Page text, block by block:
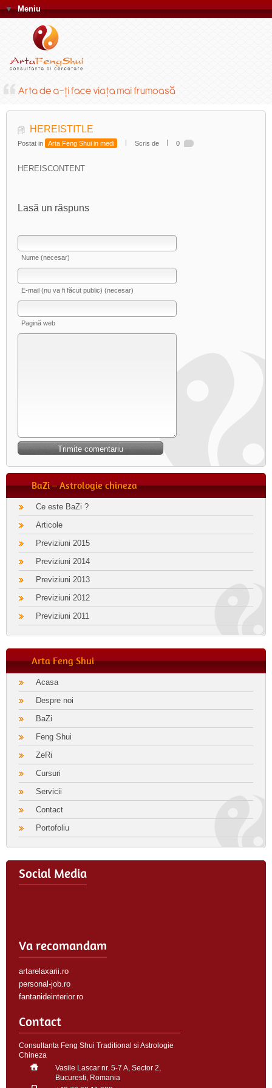
▼Meniu
HEREISTITLE
Postat in Arta Feng Shui in medi Scris de 0
HEREISCONTENT
Lasă un răspuns
Nume (necesar)
E-mail (nu va fi făcut public) (necesar)
Pagină web
BaZi – Astrologie chineza
Ce este BaZi ?
Articole
Previziuni 2015
Previziuni 2014
Previziuni 2013
Previziuni 2012
Previziuni 2011
Arta Feng Shui
Acasa
Despre noi
BaZi
Feng Shui
ZeRi
Cursuri
Servicii
Contact
Portofoliu
Social Media
Va recomandam
artarelaxarii.ro
personal-job.ro
fantanideinterior.ro
Contact
Consultanta Feng Shui Traditional si Astrologie
Chineza
Vasile Lascar nr. 5-7 A, Sector 2,
Bucuresti, Romania